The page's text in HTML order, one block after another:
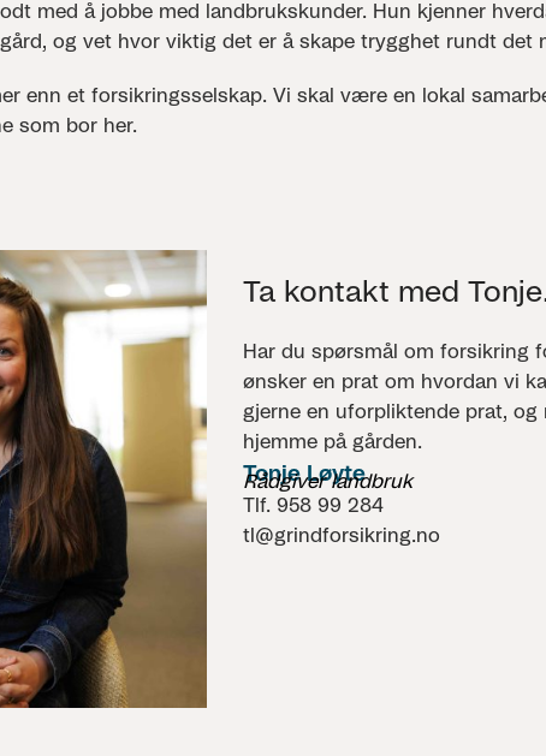
med å jobbe med landbrukskunder. Hun kjenner
og vet hvor viktig det er å skape trygghet rundt det
enn et forsikringsselskap. Vi skal være en lokal
som bor her.
Ta kontakt med
Har du spørsmål om forsikring
ønsker en prat om hvordan vi
gjerne en uforpliktende prat, og
hjemme på gården.
Tonje Løyte
Rådgiver landbruk
Tlf. 958 99 284
tl@grindforsikring.no